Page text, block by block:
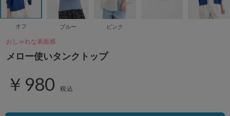
オフ ブルー ピンク
おしゃれな表面感
メロー使いタンクトップ
￥980 税込